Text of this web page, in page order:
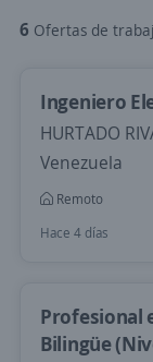
6 Ofertas de trabajo de
Ingeniero
HURTADO
Venezuela
Remoto
Hace 4 días
Profesional
Bilingüe